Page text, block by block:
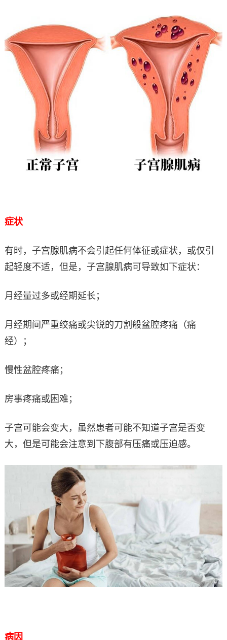
症状
有时，子宫腺肌病不会引起任何体征或症状，或仅引
起轻度不适，但是，子宫腺肌病可导致如下症状：
月经量过多或经期延长；
月经期间严重绞痛或尖锐的刀割般盆腔疼痛（痛
经）；
慢性盆腔疼痛；
房事疼痛或困难；
子宫可能会变大，虽然患者可能不知道子宫是否变
大，但是可能会注意到下腹部有压痛或压迫感。
病因